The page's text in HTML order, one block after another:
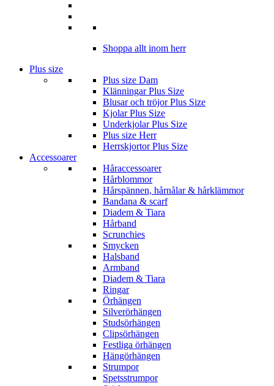
Shoppa allt inom herr
Plus size
Plus size Dam
Klänningar Plus Size
Blusar och tröjor Plus Size
Kjolar Plus Size
Underkjolar Plus Size
Plus size Herr
Herrskjortor Plus Size
Accessoarer
Håraccessoarer
Hårblommor
Hårspännen, hårnålar & hårklämmor
Bandana & scarf
Diadem & Tiara
Hårband
Scrunchies
Smycken
Halsband
Armband
Diadem & Tiara
Ringar
Örhängen
Silverörhängen
Studsörhängen
Clipsörhängen
Festliga örhängen
Hängörhängen
Strumpor
Spetsstrumpor